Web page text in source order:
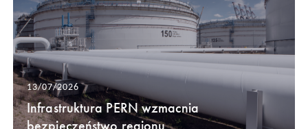
13/07/2026
Infrastruktura PERN wzmacnia